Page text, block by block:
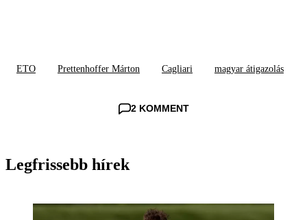
ETO Prettenhoffer Márton Cagliari magyar átigazolás
2 KOMMENT
Legfrissebb hírek